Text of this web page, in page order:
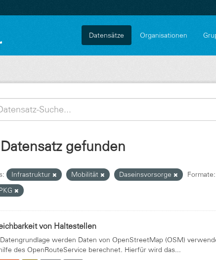
Datensätze Organisationen
gefunden
Infrastruktur Mobilität Daseinsvorsorge
Formate:
von Haltestellen
werden Daten von OpenStreetMap (OSM)
des OpenRouteService berechnet. Hierfür wird das...